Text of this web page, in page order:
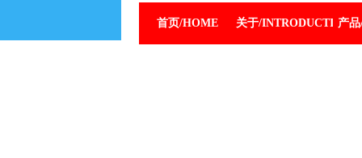
首页/HOME 关于/INTRODUCTION
产